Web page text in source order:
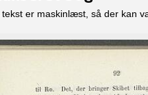
tekst er maskinlæst, så der kan